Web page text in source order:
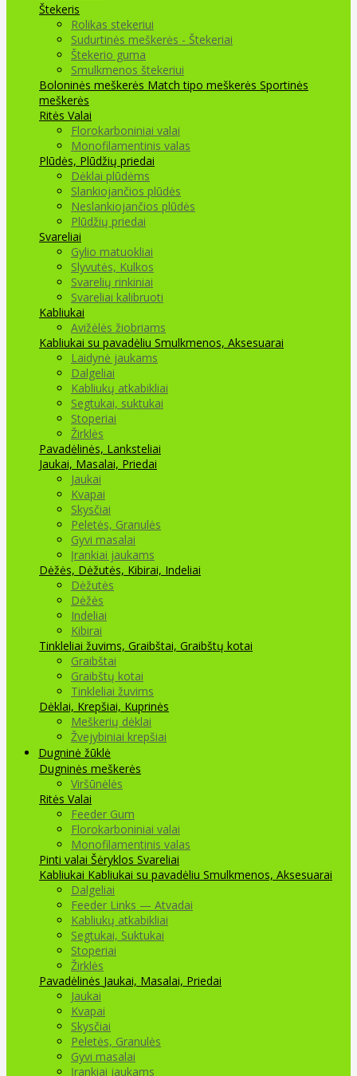
Štekeris
Rolikas stekeriui
Sudurtinės meškerės - Štekeriai
Štekerio guma
Smulkmenos štekeriui
Boloninės meškerės Match tipo meškerės Sportinės
meškerės
Ritės Valai
Florokarboniniai valai
Monofilamentinis valas
Plūdės, Plūdžių priedai
Dėklai plūdėms
Slankiojančios plūdės
Neslankiojančios plūdės
Plūdžių priedai
Svareliai
Gylio matuokliai
Slyvutės, Kulkos
Svarelių rinkiniai
Svareliai kalibruoti
Kabliukai
Avižėlės žiobriams
Kabliukai su pavadėliu Smulkmenos, Aksesuarai
Laidynė jaukams
Dalgeliai
Kabliukų atkabikliai
Segtukai, suktukai
Stoperiai
Žirklės
Pavadėlinės, Lanksteliai
Jaukai, Masalai, Priedai
Jaukai
Kvapai
Skysčiai
Peletės, Granulės
Gyvi masalai
Įrankiai jaukams
Dėžės, Dėžutės, Kibirai, Indeliai
Dėžutės
Dėžės
Indeliai
Kibirai
Tinkleliai žuvims, Graibštai, Graibštų kotai
Graibštai
Graibštų kotai
Tinkleliai žuvims
Dėklai, Krepšiai, Kuprinės
Meškerių dėklai
Žvejybiniai krepšiai
Dugninė žūklė
Dugninės meškerės
Viršūnėlės
Ritės Valai
Feeder Gum
Florokarboniniai valai
Monofilamentinis valas
Pinti valai Šėryklos Svareliai
Kabliukai Kabliukai su pavadėliu Smulkmenos, Aksesuarai
Dalgeliai
Feeder Links — Atvadai
Kabliukų atkabikliai
Segtukai, Suktukai
Stoperiai
Žirklės
Pavadėlinės Jaukai, Masalai, Priedai
Jaukai
Kvapai
Skysčiai
Peletės, Granulės
Gyvi masalai
Įrankiai jaukams